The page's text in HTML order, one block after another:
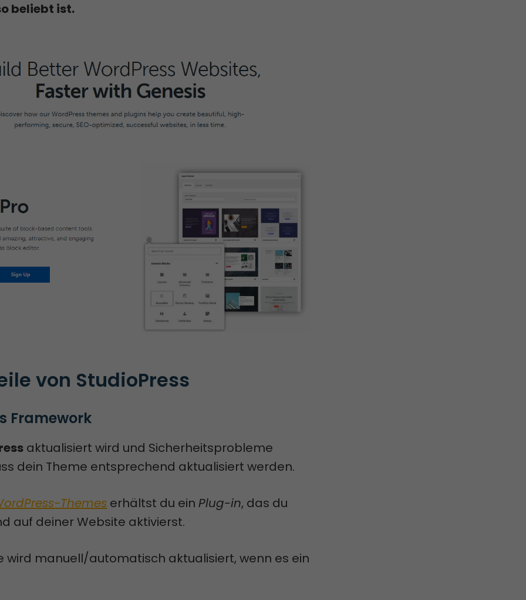
beliebt ist.
von StudioPress
Framework
aktualisiert wird und Sicherheitsprobleme
dein Theme entsprechend aktualisiert werden.
Themes erhältst du ein Plug-in, das du
auf deiner Website aktivierst.
wird manuell/automatisch aktualisiert, wenn es ein